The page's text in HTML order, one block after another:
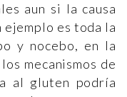
aun si la causa
ejemplo es toda la
y nocebo, en la
mecanismos de
al gluten podría